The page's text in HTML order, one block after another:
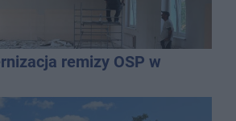
remizy OSP w